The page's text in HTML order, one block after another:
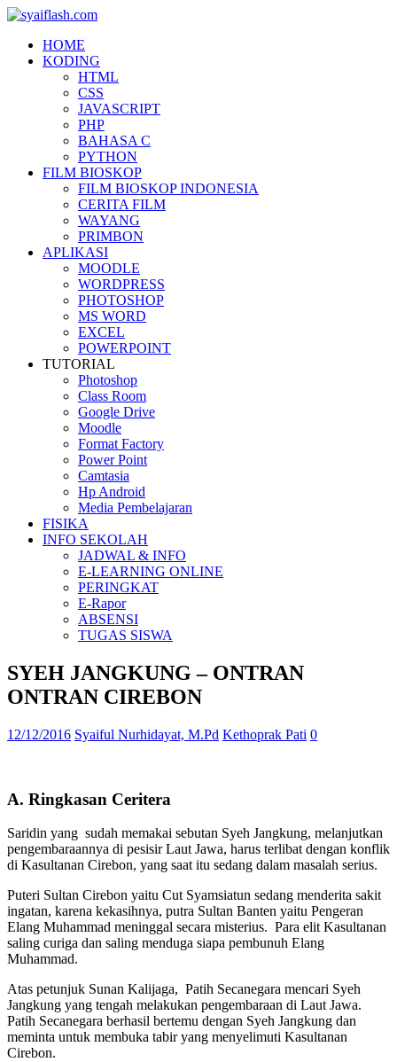
HOME
KODING
HTML
CSS
JAVASCRIPT
PHP
BAHASA C
PYTHON
FILM BIOSKOP
FILM BIOSKOP INDONESIA
CERITA FILM
WAYANG
PRIMBON
APLIKASI
MOODLE
WORDPRESS
PHOTOSHOP
MS WORD
EXCEL
POWERPOINT
TUTORIAL
Photoshop
Class Room
Google Drive
Moodle
Format Factory
Power Point
Camtasia
Hp Android
Media Pembelajaran
FISIKA
INFO SEKOLAH
JADWAL & INFO
E-LEARNING ONLINE
PERINGKAT
E-Rapor
ABSENSI
TUGAS SISWA
SYEH JANGKUNG – ONTRAN
ONTRAN CIREBON
12/12/2016 Syaiful Nurhidayat, M.Pd Kethoprak Pati 0
A. Ringkasan Ceritera
Saridin yang sudah memakai sebutan Syeh Jangkung, melanjutkan
pengembaraannya di pesisir Laut Jawa, harus terlibat dengan konflik
di Kasultanan Cirebon, yang saat itu sedang dalam masalah serius.
Puteri Sultan Cirebon yaitu Cut Syamsiatun sedang menderita sakit
ingatan, karena kekasihnya, putra Sultan Banten yaitu Pengeran
Elang Muhammad meninggal secara misterius. Para elit Kasultanan
saling curiga dan saling menduga siapa pembunuh Elang
Muhammad.
Atas petunjuk Sunan Kalijaga, Patih Secanegara mencari Syeh
Jangkung yang tengah melakukan pengembaraan di Laut Jawa.
Patih Secanegara berhasil bertemu dengan Syeh Jangkung dan
meminta untuk membuka tabir yang menyelimuti Kasultanan
Cirebon.